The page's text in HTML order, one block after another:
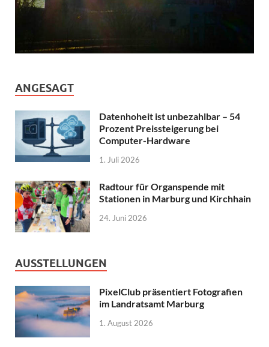
ANGESAGT
Datenhoheit ist unbezahlbar – 54
Prozent Preissteigerung bei
Computer-Hardware
1. Juli 2026
Radtour für Organspende mit
Stationen in Marburg und Kirchhain
24. Juni 2026
AUSSTELLUNGEN
PixelClub präsentiert Fotografien
im Landratsamt Marburg
1. August 2026